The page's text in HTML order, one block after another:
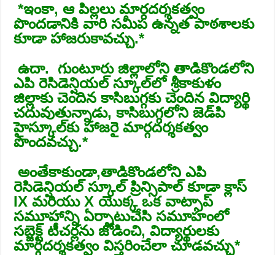
*️ఇంకా, ఆ పిల్లలు మార్గదర్శకత్వం
పొందడానికి వారి సమీప ఉన్నత పాఠశాలకు
కూడా హాజరుకావచ్చు.*
️ఉదా. గుంటూరు జిల్లాలోని తాడికొండలోని
ఎపి రెసిడెన్షియల్ స్కూల్‌లో శ్రీకాకుళం
జిల్లాకు చెందిన కాసిబుగ్గకు చెందిన విద్యార్థి
చదువుతున్నాడు, కాసిబుగ్గలోని జెడ్‌పి
హైస్కూల్‌కు హాజరై మార్గదర్శకత్వం
పొందవచ్చు.*
️అంతేకాకుండా,తాడికొండలోని ఎపి
రెసిడెన్షియల్ స్కూల్ ప్రిన్సిపాల్ కూడా క్లాస్
IX మరియు X యొక్క ఒక వాట్సాప్
సమూహాన్ని ఏర్పాటుచేసి సమూహంలో
సబ్జెక్ట్ టీచర్లను జోడించి, విద్యార్థులకు
మార్గదర్శకత్వం విస్తరించేలా చూడవచ్చు*